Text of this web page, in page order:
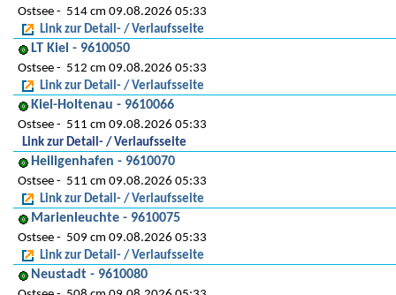
Ostsee
514 cm 09.08.2026 05:33
Link zur Detail- / Verlaufsseite
LT Kiel - 9610050
Ostsee
512 cm 09.08.2026 05:33
Link zur Detail- / Verlaufsseite
Kiel-Holtenau - 9610066
Ostsee
511 cm 09.08.2026 05:33
Link zur Detail- / Verlaufsseite
Heiligenhafen - 9610070
Ostsee
511 cm 09.08.2026 05:33
Link zur Detail- / Verlaufsseite
Marienleuchte - 9610075
Ostsee
509 cm 09.08.2026 05:33
Link zur Detail- / Verlaufsseite
Neustadt - 9610080